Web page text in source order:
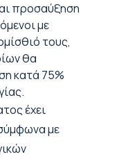
προσαύξηση
με
τους,
θα
κατά 75%
έχει
με